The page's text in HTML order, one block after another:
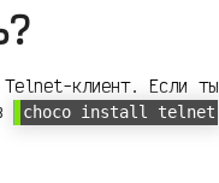
Telnet-клиент. Если ты
choco install telnet